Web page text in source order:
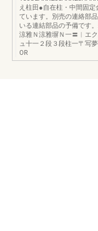
え柱田●自在柱・中間固
ています。別売の連絡部
いる連結部品の予備です
涼雅Ｎ涼雅塀Ｎ一〓︱エ
ュ十一２段３段柱一〒写
OR